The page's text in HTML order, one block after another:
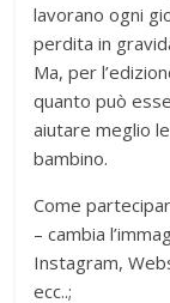
lavorano ogni
perdita in
Ma, per
quanto può
aiutare meglio
bambino.
Come
– cambia
Instagram,
ecc..;